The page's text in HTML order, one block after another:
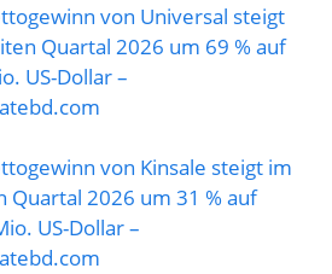
von Universal steigt
Quartal 2026 um 69 % auf
US-Dollar –
von Kinsale steigt im
Quartal 2026 um 31 % auf
US-Dollar –